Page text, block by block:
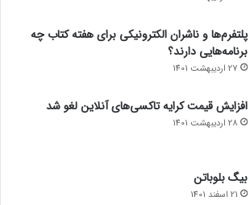
پلتفرم‌ها و ناشران الکترونیکی برای هفته کتاب چه
برنامه‌هایی دارند؟
27 اردیبهشت 1401
افزایش قیمت کرایه تاکسی‌های آنلاین لغو شد
28 اردیبهشت 1401
بیگ بلوباتن
21 اسفند 1401